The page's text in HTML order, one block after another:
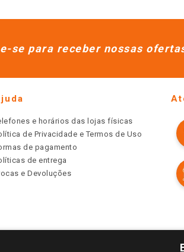
se para receber nossas
e horários das lojas físicas
de Privacidade e Termos de Uso
de pagamento
de entrega
e Devoluções